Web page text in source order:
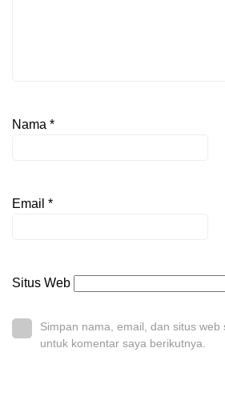
Nama *
Email *
Situs Web
Simpan nama, email, dan situs
untuk komentar saya berikutnya.